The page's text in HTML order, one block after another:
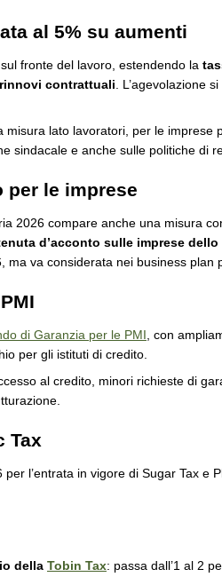
al 5% su aumenti
fronte del lavoro, estendendo la
contrattuali . L’agevolazione
misura lato lavoratori, per le imprese
sindacale e anche sulle politiche di
per le imprese
2026 compare anche una misura
d’acconto sulle imprese dello
ma va considerata nei business plan
di Garanzia per le PMI , con
per gli istituti di credito.
al credito, minori richieste di
Tax
l’entrata in vigore di Sugar Tax e
della Tobin Tax: passa dall’1 al 2